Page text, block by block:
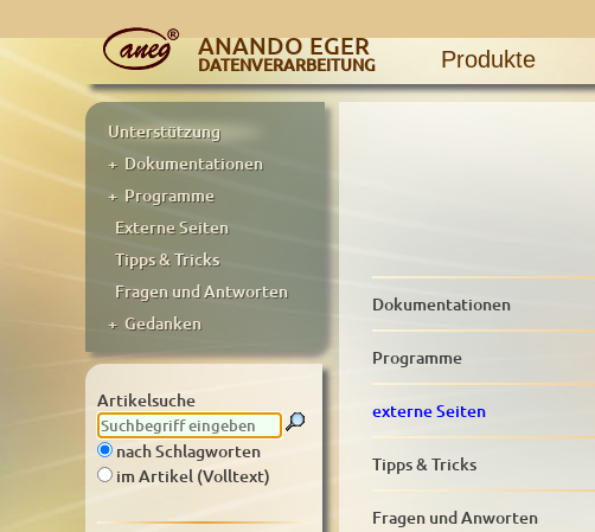
ANANDO EGER
DATENVERARBEITUNG Produkte
Unterstützung
+ Dokumentationen
+ Programme
Externe Seiten
Tipps & Tricks
Fragen und Antworten
+ Gedanken
Artikelsuche
nach Schlagworten
im Artikel (Volltext)
Dokumentationen
Programme
externe Seiten
Tipps & Tricks
Fragen und Anworten